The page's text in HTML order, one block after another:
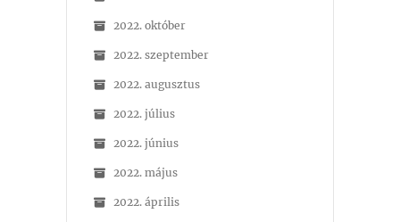
2022. október
2022. szeptember
2022. augusztus
2022. július
2022. június
2022. május
2022. április